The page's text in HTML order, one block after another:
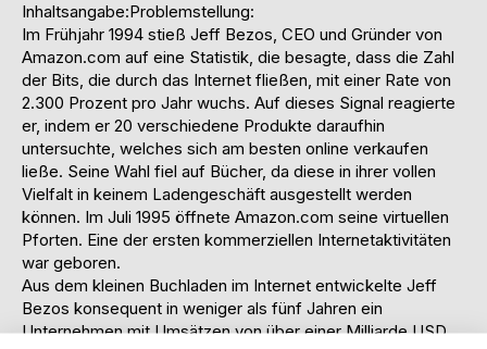
Inhaltsangabe:Problemstellung:
Im Frühjahr 1994 stieß Jeff Bezos, CEO und Gründer von
Amazon.com auf eine Statistik, die besagte, dass die Zahl
der Bits, die durch das Internet fließen, mit einer Rate von
2.300 Prozent pro Jahr wuchs. Auf dieses Signal reagierte
er, indem er 20 verschiedene Produkte daraufhin
untersuchte, welches sich am besten online verkaufen
ließe. Seine Wahl fiel auf Bücher, da diese in ihrer vollen
Vielfalt in keinem Ladengeschäft ausgestellt werden
können. Im Juli 1995 öffnete Amazon.com seine virtuellen
Pforten. Eine der ersten kommerziellen Internetaktivitäten
war geboren.
Aus dem kleinen Buchladen im Internet entwickelte Jeff
Bezos konsequent in weniger als fünf Jahren ein
Unternehmen mit Umsätzen von über einer Milliarde USD